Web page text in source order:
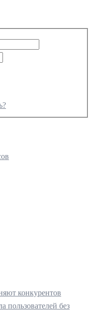
конкурентов
пользователей без